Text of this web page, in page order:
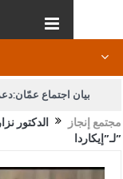
بيان اجتماع
مجتمع إنجاز
الدكتور
لـ”إيكاردا”